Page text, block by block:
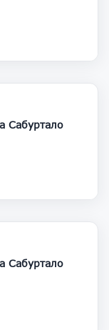
360 000
Квартира на Сабуртало
470 000
Квартира на Сабуртало